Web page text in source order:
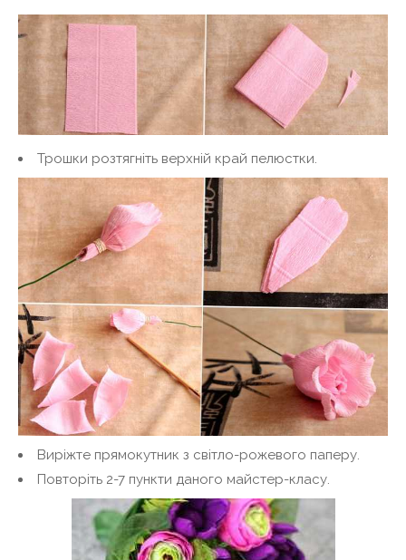
Трошки розтягніть верхній край пелюстки.
Виріжте прямокутник з світло-рожевого паперу.
Повторіть 2-7 пункти даного майстер-класу.